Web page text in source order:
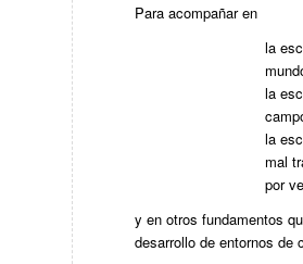
Para acompañar en
la
la
la
mal
por
y en otros fundamentos
desarrollo de entornos de